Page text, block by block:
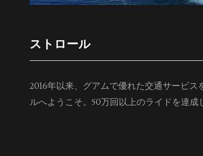
ストロール
2016年以来、グアムで優れた交通サービ
ルへようこそ。50万回以上のライドを達